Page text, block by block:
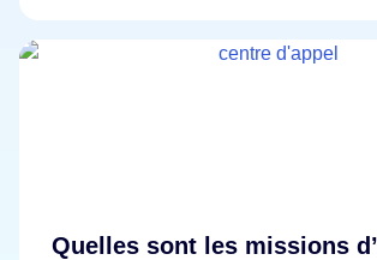
Quelles sont les missions